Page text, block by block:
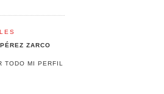
PÉREZ ZARCO
TODO MI PERFIL